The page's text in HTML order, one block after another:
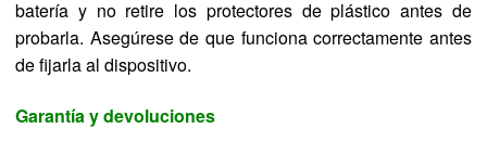
batería y no retire los protectores de plástico antes de
probarla. Asegúrese de que funciona correctamente antes
de fijarla al dispositivo.
Garantía y devoluciones